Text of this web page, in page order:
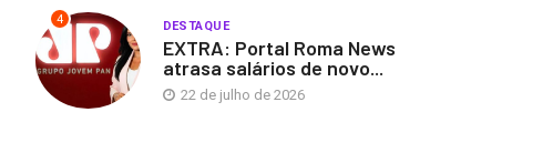
4 DESTAQUE
EXTRA: Portal Roma News
atrasa salários de novo...
22 de julho de 2026